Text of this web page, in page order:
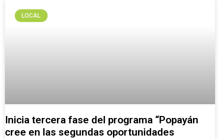
LOCAL
Inicia tercera fase del programa “Popayán
cree en las segundas oportunidades